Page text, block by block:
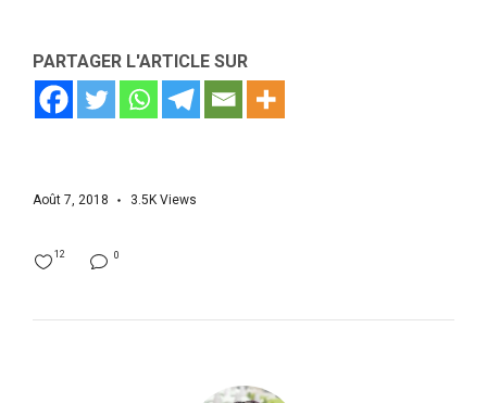
PARTAGER L'ARTICLE SUR
Août 7, 2018 3.5K Views
0
12